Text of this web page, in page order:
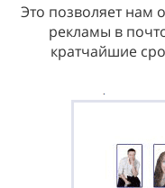
Это позволяет нам
рекламы в
кратчайшие